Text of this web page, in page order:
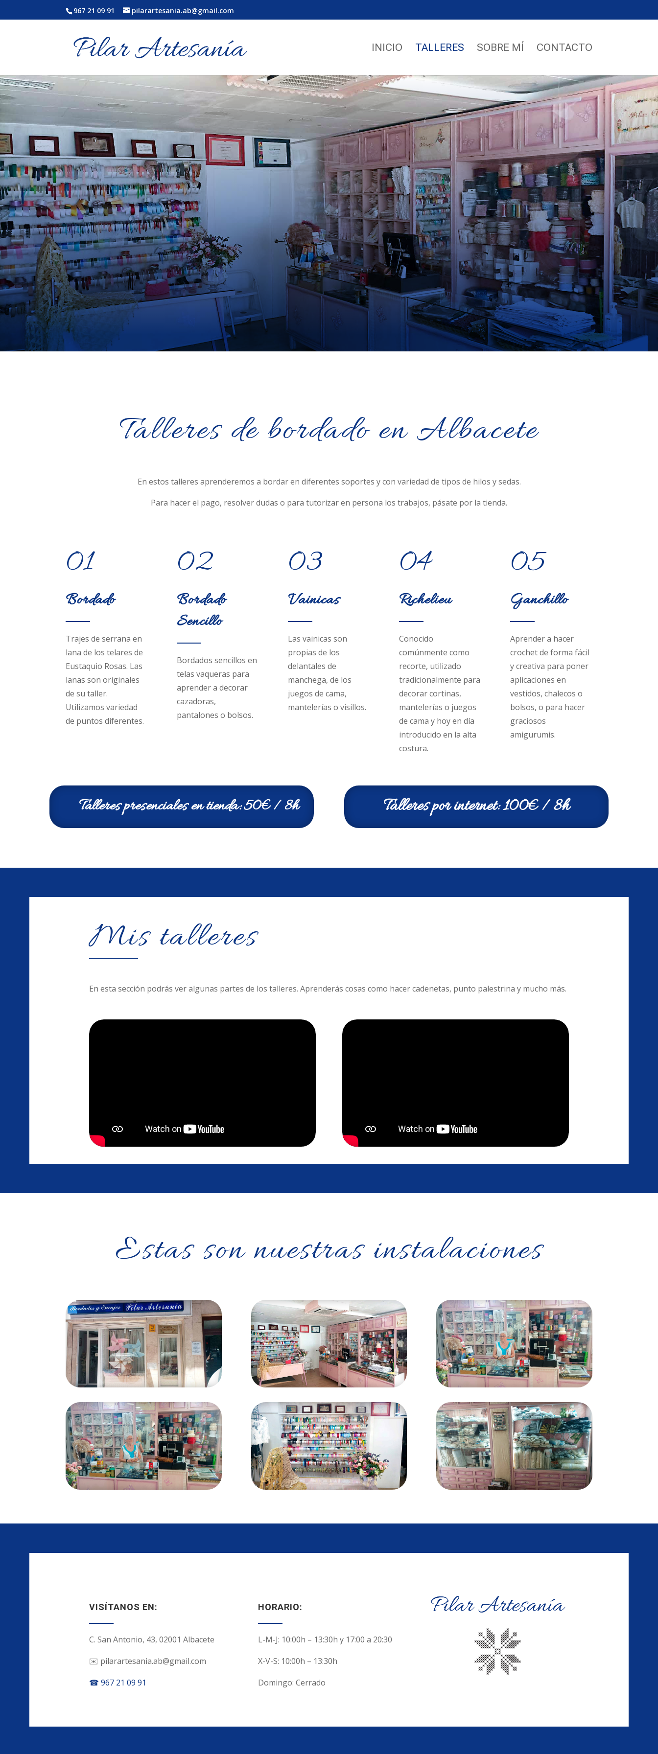
967 21 09 91 pilarartesania.ab@gmail.com
INICIO TALLERES SOBRE MÍ CONTACTO
Talleres de bordado en Albacete
En estos talleres aprenderemos a bordar en diferentes soportes y con variedad de tipos de hilos y sedas.
Para hacer el pago, resolver dudas o para tutorizar en persona los trabajos, pásate por la tienda.
01
Bordado
Trajes de serrana en
lana de los telares de
Eustaquio Rosas. Las
lanas son originales
de su taller.
Utilizamos variedad
de puntos diferentes.
02
Bordado
Sencillo
Bordados sencillos en
telas vaqueras para
aprender a decorar
cazadoras,
pantalones o bolsos.
03
Vainicas
Las vainicas son
propias de los
delantales de
manchega, de los
juegos de cama,
mantelerías o visillos.
04
Richelieu
Conocido
comúnmente como
recorte, utilizado
tradicionalmente para
decorar cortinas,
mantelerías o juegos
de cama y hoy en día
introducido en la alta
costura.
05
Ganchillo
Aprender a hacer
crochet de forma fácil
y creativa para poner
aplicaciones en
vestidos, chalecos o
bolsos, o para hacer
graciosos
amigurumis.
Talleres presenciales en tienda: 50€ / 8h Talleres por internet: 100€ / 8h
Mis talleres
En esta sección podrás ver algunas partes de los talleres. Aprenderás cosas como hacer cadenetas, punto palestrina y mucho más.
Estas son nuestras instalaciones
VISÍTANOS EN:
C. San Antonio, 43, 02001 Albacete
✉️ pilarartesania.ab@gmail.com
☎ 967 21 09 91
HORARIO:
L-M-J: 10:00h – 13:30h y 17:00 a 20:30
X-V-S: 10:00h – 13:30h
Domingo: Cerrado